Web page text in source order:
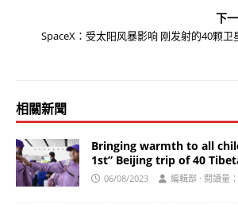
下
SpaceX：受太阳风暴影响 刚发射的40颗卫
相關新聞
Bringing warmth to all
1st” Beijing trip of 40
06/08/2023 編輯部 · 閱讀量